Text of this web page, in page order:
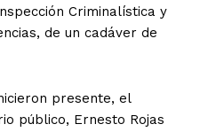
Criminalística y
de un cadáver de
presente, el
público, Ernesto Rojas